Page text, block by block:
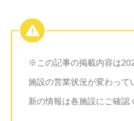
※この記事の掲載内容は
施設の営業状況が変わって
新の情報は各施設にご確認